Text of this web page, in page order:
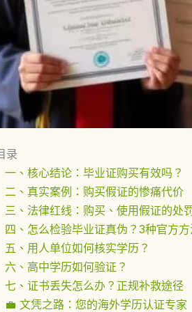
录
一、核心结论：毕业证购买有效吗？
二、真实案例：购买假证的惨痛代价
三、法律红线：购买、使用假证的处
四、怎么检验毕业证真伪？3种官方
五、用人单位如何核实学历？
六、高中学历如何验证？
七、证书丢失怎么办？正规补救途径
💼 文凭之路：您的海外学历认证专家